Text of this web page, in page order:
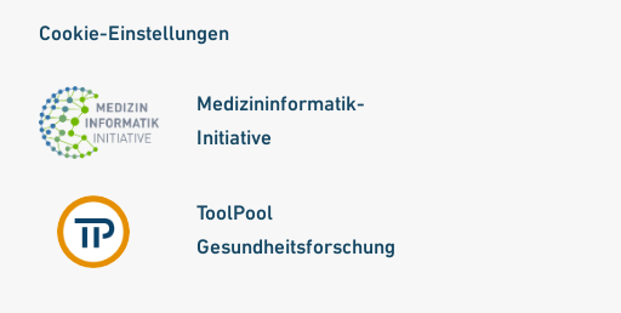
Cookie-Einstellungen
Medizininformatik-
Initiative
ToolPool
Gesundheitsforschung